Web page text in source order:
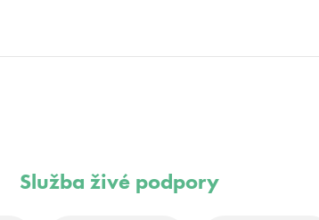
Služba živé podpory